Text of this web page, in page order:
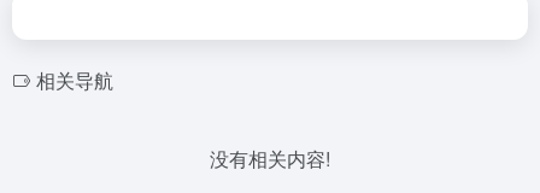
相关导航
没有相关内容!